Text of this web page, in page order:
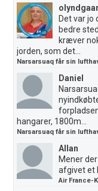
Det var jo
bedre
kræver
jorden, som det...
Narsarsuaq får sin
Daniel
hangarer, 1800m...
Narsarsuaq får sin
Allan
Mener
afgivet et
Air France-